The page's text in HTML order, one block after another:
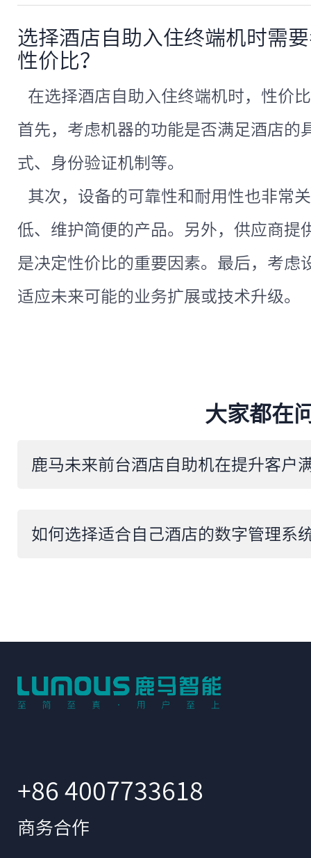
选择酒店自助入住终端机时需
性价比？
在选择酒店自助入住终端机时，性价
首先，考虑机器的功能是否满足酒店的
式、身份验证机制等。
其次，设备的可靠性和耐用性也非常
低、维护简便的产品。另外，供应商提
是决定性价比的重要因素。最后，考虑
适应未来可能的业务扩展或技术升级。
大家都在
如何选择适合自己酒店的数字管理系
+86 4007733618
商务合作